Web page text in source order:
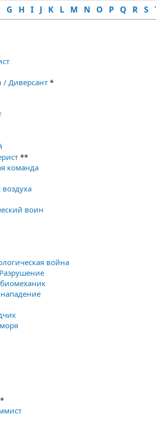
G H I J K L M N O P Q R S
/ Диверсант *
**
команда
воин
война